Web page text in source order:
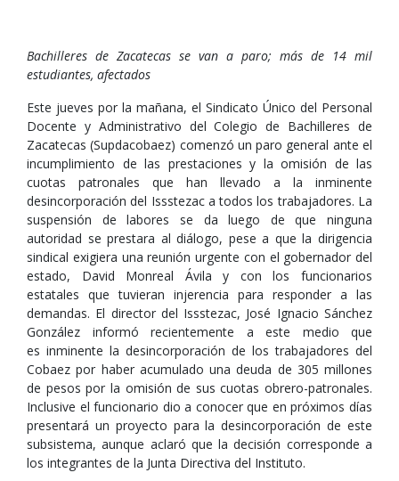
Bachilleres de Zacatecas se van a paro; más de 14 mil
estudiantes, afectados
Este jueves por la mañana, el Sindicato Único del Personal
Docente y Administrativo del Colegio de Bachilleres de
Zacatecas (Supdacobaez) comenzó un paro general ante el
incumplimiento de las prestaciones y la omisión de las
cuotas patronales que han llevado a la inminente
desincorporación del Issstezac a todos los trabajadores. La
suspensión de labores se da luego de que ninguna
autoridad se prestara al diálogo, pese a que la dirigencia
sindical exigiera una reunión urgente con el gobernador del
estado, David Monreal Ávila y con los funcionarios
estatales que tuvieran injerencia para responder a las
demandas. El director del Issstezac, José Ignacio Sánchez
González informó recientemente a este medio que
es inminente la desincorporación de los trabajadores del
Cobaez por haber acumulado una deuda de 305 millones
de pesos por la omisión de sus cuotas obrero-patronales.
Inclusive el funcionario dio a conocer que en próximos días
presentará un proyecto para la desincorporación de este
subsistema, aunque aclaró que la decisión corresponde a
los integrantes de la Junta Directiva del Instituto.